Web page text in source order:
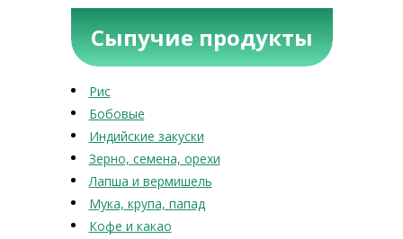
Сыпучие продукты
Рис
Бобовые
Индийские закуски
Зерно, семена, орехи
Лапша и вермишель
Мука, крупа, папад
Кофе и какао